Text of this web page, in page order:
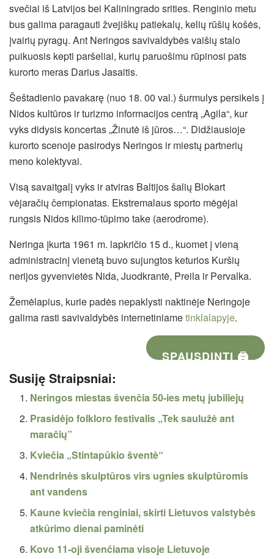
svečiai iš Latvijos bei Kaliningrado srities. Renginio metu
bus galima paragauti žvejiškų patiekalų, kelių rūšių košės,
įvairių pyragų. Ant Neringos savivaldybės vaišių stalo
puikuosis kepti paršeliai, kurių paruošimu rūpinosi pats
kurorto meras Darius Jasaitis.
Šeštadienio pavakarę (nuo 18. 00 val.) šurmulys persikels į
Nidos kultūros ir turizmo informacijos centrą „Agila“, kur
vyks didysis koncertas „Žinutė iš jūros…“. Didžiausioje
kurorto scenoje pasirodys Neringos ir miestų partnerių
meno kolektyvai.
Visą savaitgalį vyks ir atviras Baltijos šalių Blokart
vėjaračių čempionatas. Ekstremalaus sporto mėgėjai
rungsis Nidos kilimo-tūpimo take (aerodrome).
Neringa įkurta 1961 m. lapkričio 15 d., kuomet į vieną
administracinį vienetą buvo sujungtos keturios Kuršių
nerijos gyvenvietės Nida, Juodkrantė, Preila ir Pervalka.
Žemėlapius, kurie padės nepaklysti naktinėje Neringoje
galima rasti savivaldybės internetiniametinklalapyje.
SPAUSDINTI 🖨
Susiję Straipsniai:
Neringos miestas švenčia 50-ies metų jubiliejų
Prasidėjo folkloro festivalis „Tek saulužė ant
maračių”
Kviečia „Stintapūkio šventė“
Nendrinės skulptūros virs ugnies skulptūromis
ant vandens
Kaune kviečia renginiai, skirti Lietuvos valstybės
atkūrimo dienai paminėti
Kovo 11-oji švenčiama visoje Lietuvoje